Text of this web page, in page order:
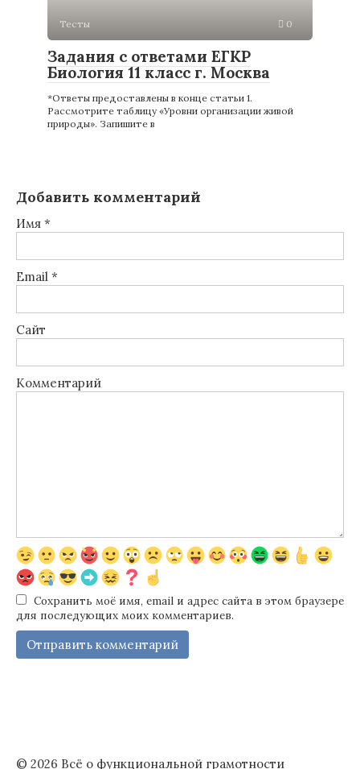
Тесты 0
Задания с ответами ЕГКР
Биология 11 класс г. Москва
*Ответы предоставлены в конце статьи 1.
Рассмотрите таблицу «Уровни организации живой
природы». Запишите в
Добавить комментарий
Имя *
Email *
Сайт
Комментарий
Сохранить моё имя, email и адрес сайта в этом браузере
для последующих моих комментариев.
© 2026 Всё о функциональной грамотности